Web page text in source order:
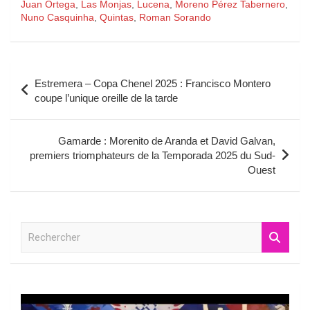
Juan Ortega, Las Monjas, Lucena, Moreno Pérez Tabernero,
Nuno Casquinha, Quintas, Roman Sorando
de
l’article
Estremera – Copa Chenel 2025 : Francisco Montero
coupe l’unique oreille de la tarde
Gamarde : Morenito de Aranda et David Galvan,
premiers triomphateurs de la Temporada 2025 du Sud-
Ouest
r